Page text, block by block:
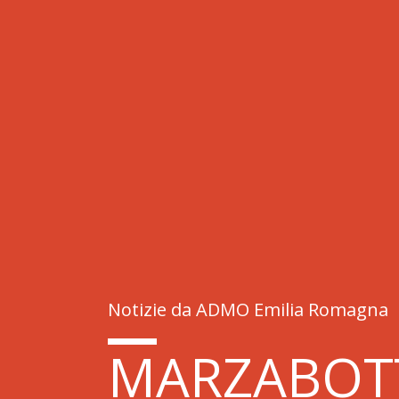
Notizie da ADMO Emilia Romagna